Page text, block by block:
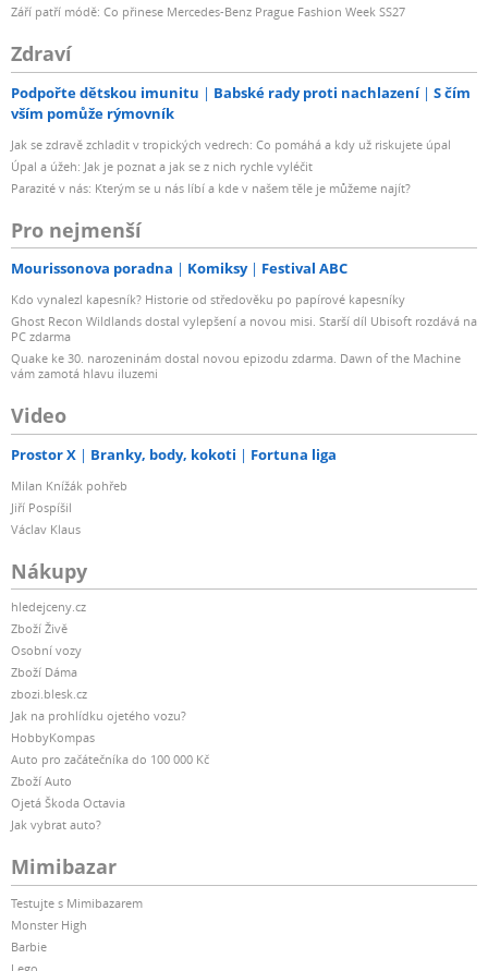
Září patří módě: Co přinese Mercedes-Benz Prague Fashion Week SS27
Zdraví
Podpořte dětskou imunitu Babské rady proti nachlazení
S čím
vším pomůže rýmovník
Jak se zdravě zchladit v tropických vedrech: Co pomáhá a kdy už riskujete úpal
Úpal a úžeh: Jak je poznat a jak se z nich rychle vyléčit
Parazité v nás: Kterým se u nás líbí a kde v našem těle je můžeme najít?
Pro nejmenší
Mourissonova poradna Komiksy Festival ABC
Kdo vynalezl kapesník? Historie od středověku po papírové kapesníky
Ghost Recon Wildlands dostal vylepšení a novou misi. Starší díl Ubisoft rozdává na
PC zdarma
Quake ke 30. narozeninám dostal novou epizodu zdarma. Dawn of the Machine
vám zamotá hlavu iluzemi
Video
Prostor X Branky, body, kokoti Fortuna liga
Milan Knížák pohřeb
Jiří Pospíšil
Václav Klaus
Nákupy
hledejceny.cz
Zboží Živě
Osobní vozy
Zboží Dáma
zbozi.blesk.cz
Jak na prohlídku ojetého vozu?
HobbyKompas
Auto pro začátečníka do 100 000 Kč
Zboží Auto
Ojetá Škoda Octavia
Jak vybrat auto?
Mimibazar
Testujte s Mimibazarem
Monster High
Barbie